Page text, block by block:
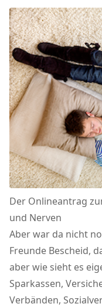
Der Onlineantrag
und Nerven
Aber war da nicht
Freunde Bescheid,
aber wie sieht es
Sparkassen,
Verbänden,